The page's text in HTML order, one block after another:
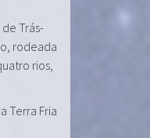
Trás-
rodeada
rios,
Terra Fria